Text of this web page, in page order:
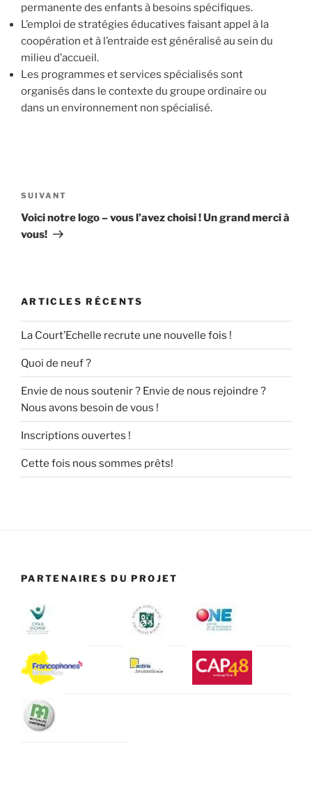
permanente des enfants à besoins spécifiques.
L’emploi de stratégies éducatives faisant appel à la
coopération et à l’entraide est généralisé au sein du
milieu d’accueil.
Les programmes et services spécialisés sont
organisés dans le contexte du groupe ordinaire ou
dans un environnement non spécialisé.
de
l’article
Article
suivant
SUIVANT
Voici notre logo – vous l’avez choisi ! Un grand merci à
vous!
ARTICLES RÉCENTS
La Court’Echelle recrute une nouvelle fois !
Quoi de neuf ?
Envie de nous soutenir ? Envie de nous rejoindre ?
Nous avons besoin de vous !
Inscriptions ouvertes !
Cette fois nous sommes prêts!
PARTENAIRES DU PROJET